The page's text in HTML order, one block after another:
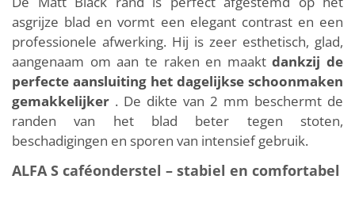
asgrijze blad en vormt een elegant contrast en een
professionele afwerking. Hij is zeer esthetisch, glad,
aangenaam om aan te raken en maaktdankzij de
perfecte aansluiting het dagelijkse schoonmaken
gemakkelijker . De dikte van 2 mm beschermt de
randen van het blad beter tegen stoten,
beschadigingen en sporen van intensief gebruik.
ALFA S caféonderstel – stabiel en comfortabel